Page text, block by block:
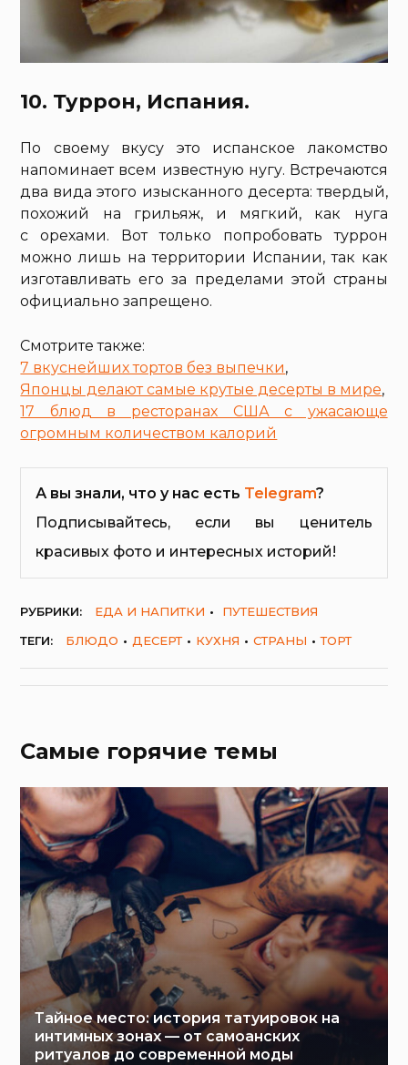
10. Туррон, Испания.
По своему вкусу это испанское лакомство
напоминает всем известную нугу. Встречаются
два вида этого изысканного десерта: твердый,
похожий на грильяж, и мягкий, как нуга
с орехами. Вот только попробовать туррон
можно лишь на территории Испании, так как
изготавливать его за пределами этой страны
официально запрещено.
Смотрите также:
7 вкуснейших тортов без выпечки,
Японцы делают самые крутые десерты в мире,
17 блюд в ресторанах США с ужасающе
огромным количеством калорий
А вы знали, что у нас есть Telegram?
Подписывайтесь, если вы ценитель
красивых фото и интересных историй!
РУБРИКИ: ЕДА И НАПИТКИ
ПУТЕШЕСТВИЯ
ТЕГИ:
БЛЮДО ДЕСЕРТ КУХНЯ СТРАНЫ ТОРТ
Самые горячие темы
Тайное место: история татуировок на
интимных зонах — от самоанских
ритуалов до современной моды